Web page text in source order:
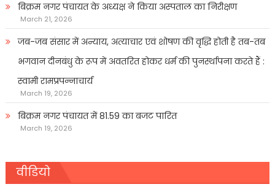
बिक्रम नगर पंचायत के अध्यक्ष ने किया अस्पताल का निरीक्षण
March 21, 2026
जब-जब संसार में अन्याय, अत्याचार एवं शोषण की वृद्धि होती है तब-तब
भगवान दीनबंधु के रूप में अवतरित होकर धर्म की पुनर्स्थापना करते हैं :
स्वामी रामप्रपन्नाचार्य
March 19, 2026
बिक्रम नगर पंचायत में 81.59 का बजट पारित
March 19, 2026
वीडियो